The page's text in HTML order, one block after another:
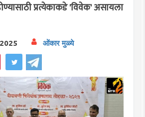
प्रत्येकाकडे 'विवेक' असायला
ओंकार मुळ्ये